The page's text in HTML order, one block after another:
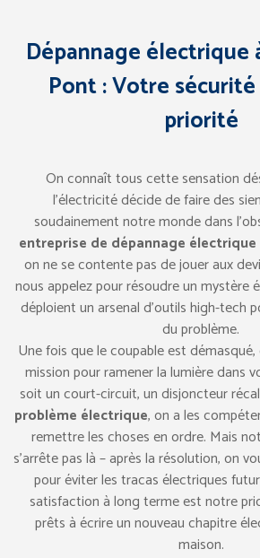
Dépannage électrique
Pont : Votre
priorité
On connaît tous cette sensation
l’électricité décide de faire des
soudainement notre monde dans
entreprise de dépannage électrique
on ne se contente pas de jouer aux
nous appelez pour résoudre un mystère
déploient un arsenal d’outils high-tech
du problème.
Une fois que le coupable est
mission pour ramener la lumière dans
soit un court-circuit, un disjoncteur
problème électrique, on a les
remettre les choses en ordre. Mais
s’arrête pas là – après la résolution, on
pour éviter les tracas électriques
satisfaction à long terme est notre
prêts à écrire un nouveau chapitre
maison.